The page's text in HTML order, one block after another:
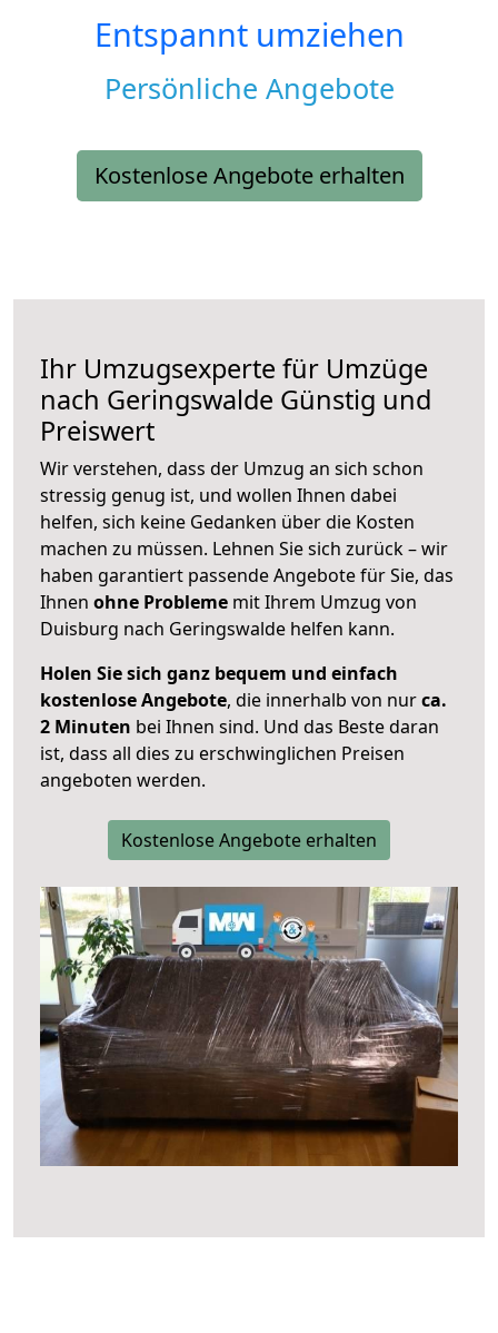
Entspannt umziehen
Persönliche Angebote
Kostenlose Angebote erhalten
Ihr Umzugsexperte für Umzüge
nach Geringswalde Günstig und
Preiswert
Wir verstehen, dass der Umzug an sich schon
stressig genug ist, und wollen Ihnen dabei
helfen, sich keine Gedanken über die Kosten
machen zu müssen. Lehnen Sie sich zurück – wir
haben garantiert passende Angebote für Sie, das
Ihnen ohne Probleme mit Ihrem Umzug von
Duisburg nach Geringswalde helfen kann.
Holen Sie sich ganz bequem und einfach
kostenlose Angebote, die innerhalb von nurca.
2 Minuten bei Ihnen sind. Und das Beste daran
ist, dass all dies zu erschwinglichen Preisen
angeboten werden.
Kostenlose Angebote erhalten